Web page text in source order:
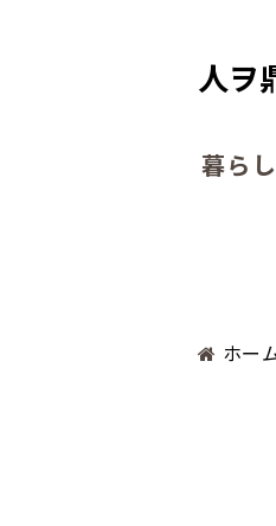
人ヲ
暮ら
ホー